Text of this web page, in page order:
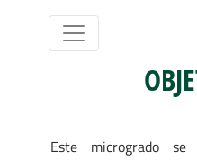
Este microgrado